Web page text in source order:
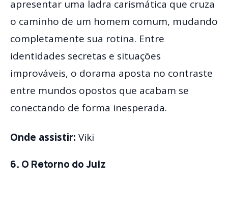
apresentar uma ladra carismática que cruza
o caminho de um homem comum, mudando
completamente sua rotina. Entre
identidades secretas e situações
improváveis, o dorama aposta no contraste
entre mundos opostos que acabam se
conectando de forma inesperada.
Onde assistir: Viki
6. O Retorno do Juiz